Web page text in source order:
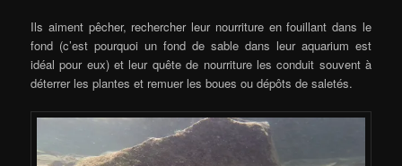
Ils aiment pêcher, rechercher leur nourriture en fouillant dans le
fond (c’est pourquoi un fond de sable dans leur aquarium est
idéal pour eux) et leur quête de nourriture les conduit souvent à
déterrer les plantes et remuer les boues ou dépôts de saletés.